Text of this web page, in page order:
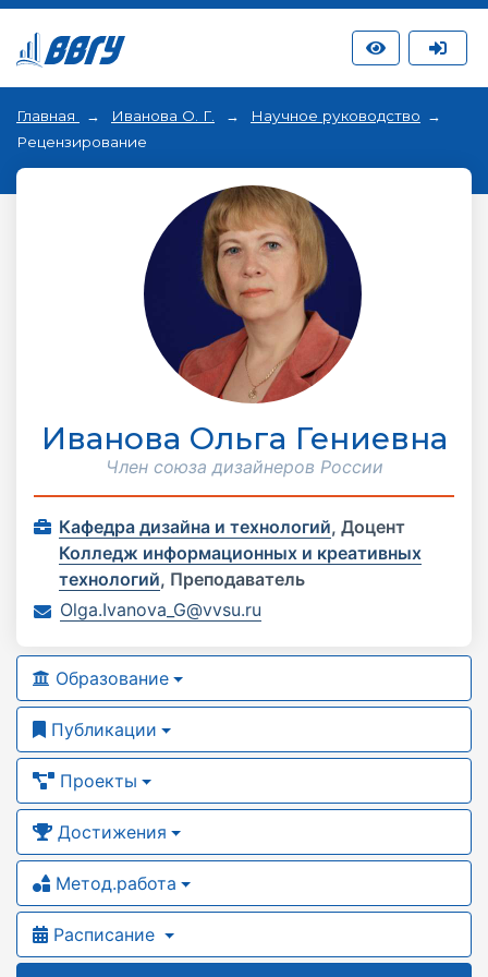
Главная Иванова О. Г.
Научное руководство
Рецензирование
Иванова Ольга Гениевна
Член союза дизайнеров России
Кафедра дизайна и технологий, Доцент
Колледж информационных и креативных
технологий, Преподаватель
Olga.Ivanova_G@vvsu.ru
Образование
Публикации
Проекты
Достижения
Метод.работа
Расписание